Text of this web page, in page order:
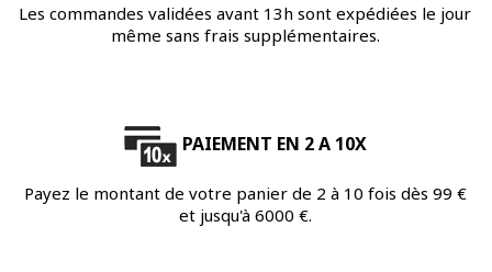
Les commandes validées avant 13h sont expédiées le jour
même sans frais supplémentaires.
PAIEMENT EN 2 A 10X
Payez le montant de votre panier de 2 à 10 fois dès 99 €
et jusqu'à 6000 €.